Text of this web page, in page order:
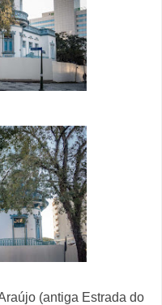
(antiga Estrada do